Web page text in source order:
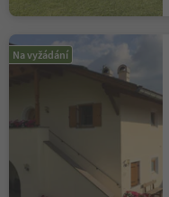
Na vyžádání